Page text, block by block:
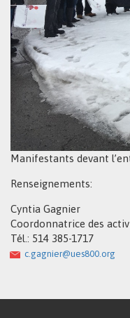
Manifestants devant
Renseignements:
Cyntia Gagnier
Coordonnatrice des
Tél.: 514 385-1717
c.gagnier@ues800.org